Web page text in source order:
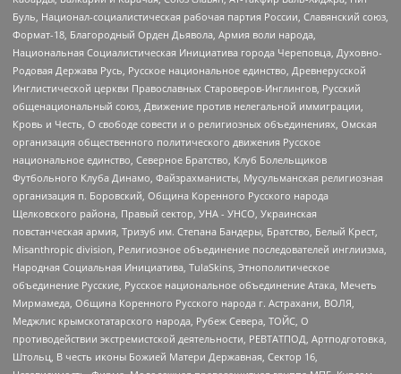
Буль, Национал-социалистическая рабочая партия России, Славянский союз,
Формат-18, Благородный Орден Дьявола, Армия воли народа,
Национальная Социалистическая Инициатива города Череповца, Духовно-
Родовая Держава Русь, Русское национальное единство, Древнерусской
Инглистической церкви Православных Староверов-Инглингов, Русский
общенациональный союз, Движение против нелегальной иммиграции,
Кровь и Честь, О свободе совести и о религиозных объединениях, Омская
организация общественного политического движения Русское
национальное единство, Северное Братство, Клуб Болельщиков
Футбольного Клуба Динамо, Файзрахманисты, Мусульманская религиозная
организация п. Боровский, Община Коренного Русского народа
Щелковского района, Правый сектор, УНА - УНСО, Украинская
повстанческая армия, Тризуб им. Степана Бандеры, Братство, Белый Крест,
Misanthropic division, Религиозное объединение последователей инглиизма,
Народная Социальная Инициатива, TulaSkins, Этнополитическое
объединение Русские, Русское национальное объединение Атака, Мечеть
Мирмамеда, Община Коренного Русского народа г. Астрахани, ВОЛЯ,
Меджлис крымскотатарского народа, Рубеж Севера, ТОЙС, О
противодействии экстремистской деятельности, РЕВТАТПОД, Артподготовка,
Штольц, В честь иконы Божией Матери Державная, Сектор 16,